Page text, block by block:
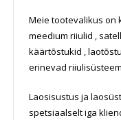
Meie tootevalikus on
meedium riiulid ,
käärtõstukid ,
erinevad
Laosisustus ja
spetsiaalselt iga